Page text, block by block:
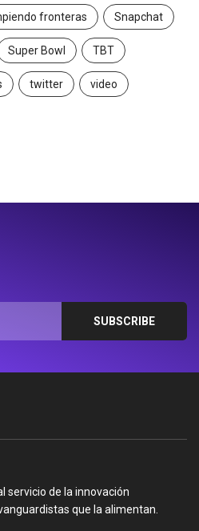
fronteras Snapchat
Super Bowl TBT
twitter video
servicio de la innovación
que la alimentan.